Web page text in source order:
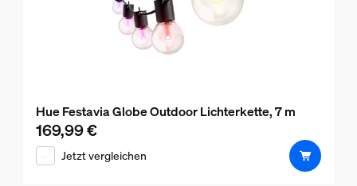
Hue Festavia Globe Outdoor Lichterkette, 7 m
Aktueller Preis ist 169,99 €
169,99 €
Jetzt vergleichen